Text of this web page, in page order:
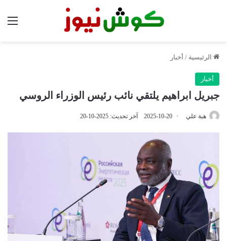
الرئيسية / أخبار
أخبار
جبريل ابراهيم يلتقي نائب رئيس الوزراء الروسي
هبة علي 2025-10-20 آخر تحديث: 2025-10-20